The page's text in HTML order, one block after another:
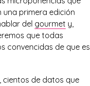
primera edición
del gourmet y,
que todas
convencidas de que es
cientos de datos que